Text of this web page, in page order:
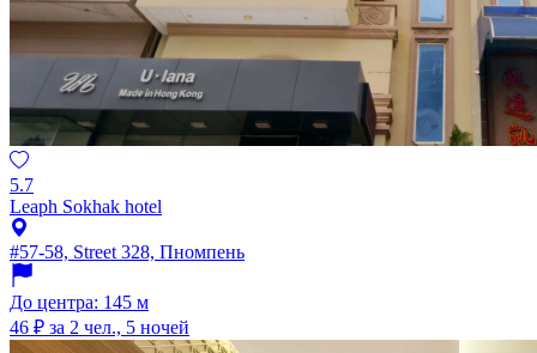
5.7
Leaph Sokhak hotel
#57-58, Street 328, Пномпень
До центра: 145 м
46 ₽ за 2 чел., 5 ночей